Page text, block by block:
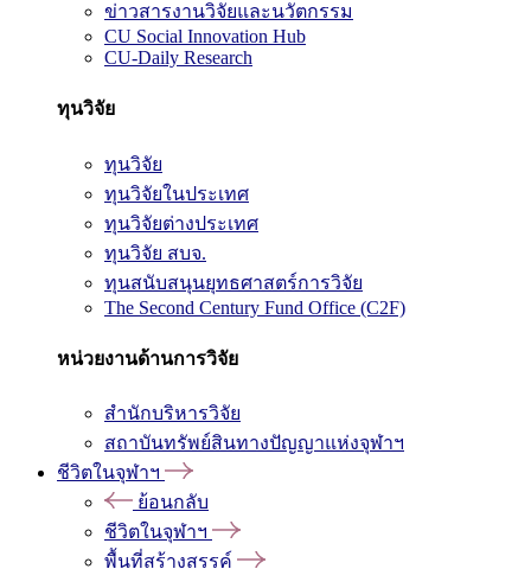
ข่าวสารงานวิจัยและนวัตกรรม
CU Social Innovation Hub
CU-Daily Research
ทุนวิจัย
ทุนวิจัย
ทุนวิจัยในประเทศ
ทุนวิจัยต่างประเทศ
ทุนวิจัย สบจ.
ทุนสนับสนุนยุทธศาสตร์การวิจัย
The Second Century Fund Office (C2F)
หน่วยงานด้านการวิจัย
สำนักบริหารวิจัย
สถาบันทรัพย์สินทางปัญญาแห่งจุฬาฯ
ชีวิตในจุฬาฯ
ย้อนกลับ
ชีวิตในจุฬาฯ
พื้นที่สร้างสรรค์